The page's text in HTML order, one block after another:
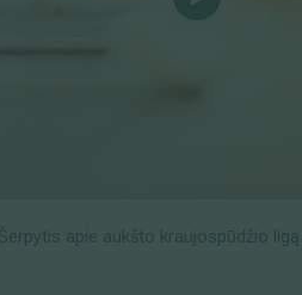
apie aukšto kraujospūdžio ligą